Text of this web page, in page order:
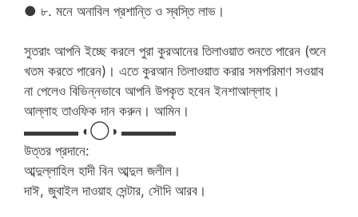
● ৮. মনে অনাবিল প্রশান্তি ও স্বস্তি লাভ।
সুতরাং আপনি ইচ্ছে করলে পুরা কুরআনের তিলাওয়াত শুনতে পারেন (শুনে
খতম করতে পারেন)। এতে কুরআন তিলাওয়াত করার সমপরিমাণ সওয়াব
না পেলেও বিভিন্নভাবে আপনি উপকৃত হবেন ইনশাআল্লাহ।
আল্লাহ তাওফিক দান করুন। আমিন।
▬▬▬▬ ◐◯◑ ▬▬▬▬
উত্তর প্রদানে:
আব্দুল্লাহিল হাদী বিন আব্দুল জলীল।
দাঈ, জুবাইল দাওয়াহ সেন্টার, সৌদি আরব।